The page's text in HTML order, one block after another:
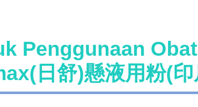
Penggunaan
日舒)懸液用粉(印